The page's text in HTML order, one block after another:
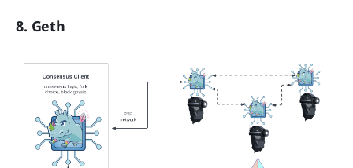
8. Geth